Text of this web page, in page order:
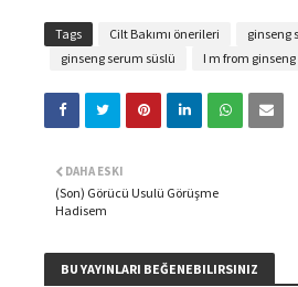
Tags Cilt Bakımı önerileri
ginseng
ginseng serum süslü
I m from
DAHA ESKI
(Son) Görücü Usulü Görüşme
Hadisem
BU YAYINLARI BEĞENEBILIRSINIZ